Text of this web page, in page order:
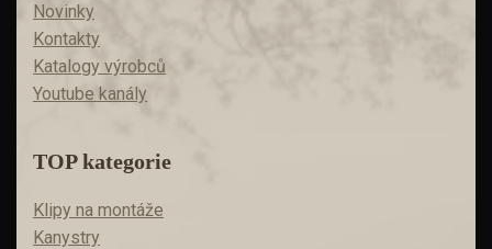
Novinky
Kontakty
Katalogy výrobců
Youtube kanály
TOP kategorie
Klipy na montáže
Kanystry